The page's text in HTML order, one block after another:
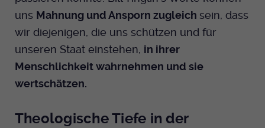
uns Mahnung und Ansporn zugleich sein, dass
wir diejenigen, die uns schützen und für
unseren Staat einstehen, in ihrer
Menschlichkeit wahrnehmen und sie
wertschätzen.
Theologische Tiefe in der